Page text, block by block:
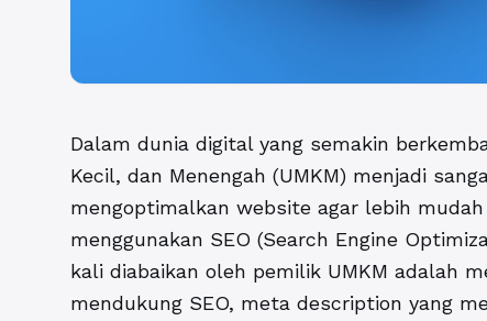
Dalam dunia digital yang semakin
Kecil, dan Menengah (UMKM) menjadi
mengoptimalkan website agar lebih
menggunakan SEO (Search Engine
kali diabaikan oleh pemilik UMKM adalah
mendukung SEO, meta description yang